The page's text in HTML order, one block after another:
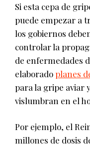
Si esta cepa de
puede empezar a
los gobiernos
controlar la
de enfermedades
elaboradoplanes
para la gripe aviar
vislumbran en el
Por ejemplo, el
millones de dosis